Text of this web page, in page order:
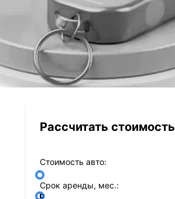
Рассчитать стоимость
Стоимость авто:
Срок аренды, мес.: